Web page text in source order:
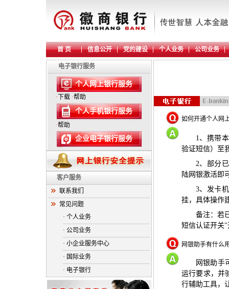
首 页 信息公开 党的建设 个人业务 公司业务
电子银行服务
个人网上银行服务
· 下载 ·帮助
个人手机银行服务
·帮助
企业电子银行服务
客户服务
联系我们
常见问题
· 个人业务
· 公司业务
· 小企业服务中心
· 国际业务
· 电子银行
如何开通个人网
1、携带
验证短信）至
2、部分
陆网银激活即
3、发卡
挂，具体操作
备注：若
短信认证开关"
网银助手有什么
网银助手
运行要求，并
行辅助工具，